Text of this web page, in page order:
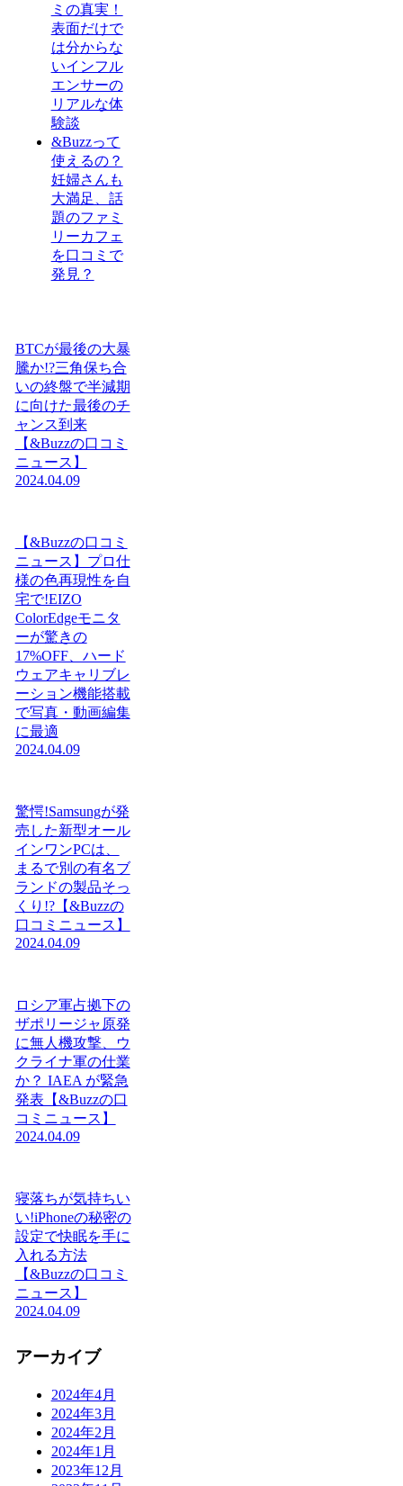
ミの真実！
表面だけで
は分からな
いインフル
エンサーの
リアルな体
験談
&Buzzって
使えるの？
妊婦さんも
大満足、話
題のファミ
リーカフェ
を口コミで
発見？
BTCが最後の大暴
騰か!?三角保ち合
いの終盤で半減期
に向けた最後のチ
ャンス到来
【&Buzzの口コミ
ニュース】
2024.04.09
【&Buzzの口コミ
ニュース】プロ仕
様の色再現性を自
宅で!EIZO
ColorEdgeモニタ
ーが驚きの
17%OFF、ハード
ウェアキャリブレ
ーション機能搭載
で写真・動画編集
に最適
2024.04.09
驚愕!Samsungが発
売した新型オール
インワンPCは、
まるで別の有名ブ
ランドの製品そっ
くり!?【&Buzzの
口コミニュース】
2024.04.09
ロシア軍占拠下の
ザポリージャ原発
に無人機攻撃、ウ
クライナ軍の仕業
か？ IAEA が緊急
発表【&Buzzの口
コミニュース】
2024.04.09
寝落ちが気持ちい
い!iPhoneの秘密の
設定で快眠を手に
入れる方法
【&Buzzの口コミ
ニュース】
2024.04.09
アーカイブ
2024年4月
2024年3月
2024年2月
2024年1月
2023年12月